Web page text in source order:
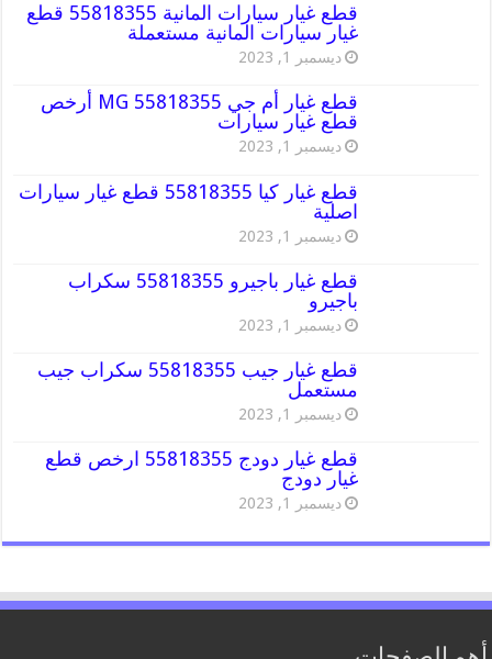
قطع غيار سيارات المانية 55818355 قطع
غيار سيارات المانية مستعملة
ديسمبر 1, 2023
قطع غيار أم جي MG 55818355 أرخص
قطع غيار سيارات
ديسمبر 1, 2023
قطع غيار كيا 55818355 قطع غيار سيارات
اصلية
ديسمبر 1, 2023
قطع غيار باجيرو 55818355 سكراب
باجيرو
ديسمبر 1, 2023
قطع غيار جيب 55818355 سكراب جيب
مستعمل
ديسمبر 1, 2023
قطع غيار دودج 55818355 ارخص قطع
غيار دودج
ديسمبر 1, 2023